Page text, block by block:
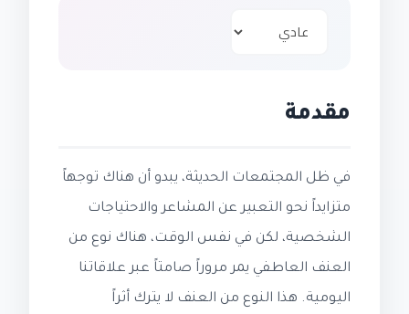
مقدمة
في ظل المجتمعات الحديثة، يبدو أن هناك توجهاً
متزايداً نحو التعبير عن المشاعر والاحتياجات
الشخصية، لكن في نفس الوقت، هناك نوع من
العنف العاطفي يمر مروراً صامتاً عبر علاقاتنا
اليومية. هذا النوع من العنف لا يترك أثراً